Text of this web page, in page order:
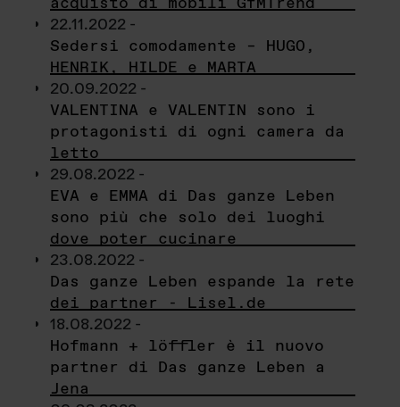
22.11.2022 -
Sedersi comodamente – HUGO,
HENRIK, HILDE e MARTA
20.09.2022 -
VALENTINA e VALENTIN sono i
protagonisti di ogni camera da
letto
29.08.2022 -
EVA e EMMA di Das ganze Leben
sono più che solo dei luoghi
dove poter cucinare
23.08.2022 -
Das ganze Leben espande la rete
dei partner - Lisel.de
18.08.2022 -
Hofmann + löffler è il nuovo
partner di Das ganze Leben a
Jena